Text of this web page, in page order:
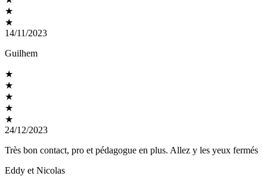
★
★
14/11/2023
Guilhem
★
★
★
★
★
24/12/2023
Très bon contact, pro et pédagogue en plus. Allez y les yeux fermés
Eddy et Nicolas